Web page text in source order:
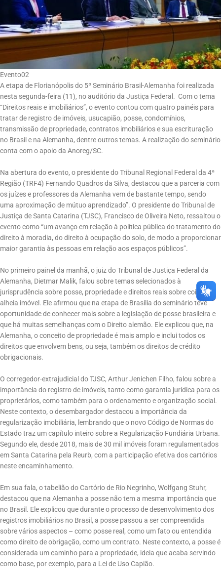
Evento02
A etapa de Florianópolis do 5º Seminário Brasil-Alemanha foi realizada
nesta segunda-feira (11), no auditório da Justiça Federal. Com o tema
“Direitos reais e imobiliários”, o evento contou com quatro painéis para
tratar de registro de imóveis, usucapião, posse, condomínios,
transmissão de propriedade, contratos imobiliários e sua escrituração
no Brasil e na Alemanha, dentre outros temas. A realização do seminário
conta com o apoio da Anoreg/SC.
Na abertura do evento, o presidente do Tribunal Regional Federal da 4ª
Região (TRF4) Fernando Quadros da Silva, destacou que a parceria com
os juízes e professores da Alemanha vem de bastante tempo, sendo
uma aproximação de mútuo aprendizado”. O presidente do Tribunal de
Justiça de Santa Catarina (TJSC), Francisco de Oliveira Neto, ressaltou o
evento como “um avanço em relação à política pública do tratamento do
direito à moradia, do direito à ocupação do solo, de modo a proporcionar
maior garantia às pessoas em relação aos espaços públicos”.
No primeiro painel da manhã, o juiz do Tribunal de Justiça Federal da
Alemanha, Dietmar Malik, falou sobre temas selecionados à
jurisprudência sobre posse, propriedade e direitos reais sobre coisa
alheia imóvel. Ele afirmou que na etapa de Brasília do seminário teve
oportunidade de conhecer mais sobre a legislação de posse brasileira e
que há muitas semelhanças com o Direito alemão. Ele explicou que, na
Alemanha, o conceito de propriedade é mais amplo e inclui todos os
direitos que envolvem bens, ou seja, também os direitos de crédito
obrigacionais.
O corregedor-extrajudicial do TJSC, Arthur Jenichen Filho, falou sobre a
importância do registro de imóveis, tanto como garantia jurídica para os
proprietários, como também para o ordenamento e organização social.
Neste contexto, o desembargador destacou a importância da
regularização imobiliária, lembrando que o novo Código de Normas do
Estado traz um capítulo inteiro sobre a Regularização Fundiária Urbana.
Segundo ele, desde 2018, mais de 30 mil imóveis foram regulamentados
em Santa Catarina pela Reurb, com a participação efetiva dos cartórios
neste encaminhamento.
Em sua fala, o tabelião do Cartório de Rio Negrinho, Wolfgang Stuhr,
destacou que na Alemanha a posse não tem a mesma importância que
no Brasil. Ele explicou que durante o processo de desenvolvimento dos
registros imobiliários no Brasil, a posse passou a ser compreendida
sobre vários aspectos – como posse real, como um fato ou entendida
como direito de obrigação, como um contrato. Neste contexto, a posse é
considerada um caminho para a propriedade, ideia que acaba servindo
como base, por exemplo, para a Lei de Uso Capião.